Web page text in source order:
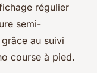
régulier
semi-
au suivi
course à pied.